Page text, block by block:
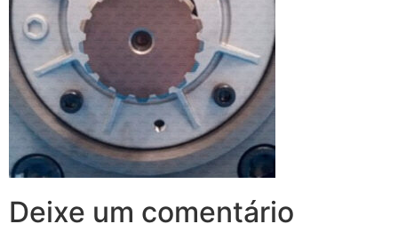
Deixe um comentário